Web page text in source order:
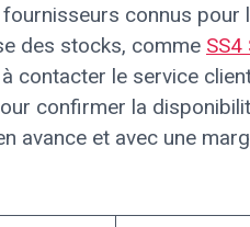
connus pour
des stocks, comme SS4
à contacter le service
confirmer la
avance et avec une